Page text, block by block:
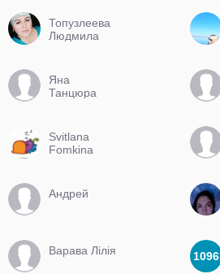
Топузлеева
Людмила
Яна
Танцюра
Svitlana
Fomkina
Андрей
Варава Лілія 1096